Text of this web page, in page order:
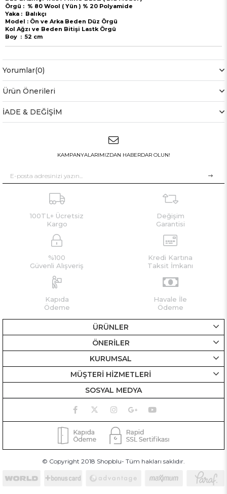
Örgü : % 80 Wool ( Yün ) % 20 Polyamide
Yaka : Balıkçı
Model : Ön ve Arka Beden Düz Örgü
Kol Ağzı ve Beden Bitişi Lastk Örgü
Boy : 52 cm
Yorumlar(0)
Ürün Önerileri
İADE & DEĞİŞİM
KAMPANYALARIMIZDAN HABERDAR OLUN!
100TL+ Ücretsiz
Kargo
Değişim
Garantisi
%100
Güvenli Alışveriş
Kredi Kartına
Taksit İmkanı
Kapıda
Ödeme
Havale İle
Ödeme
ÜRÜNLER
ÖNERİLER
KURUMSAL
MÜŞTERİ HİZMETLERİ
SOSYAL MEDYA
© Copyright 2018 Shopblu- Tüm hakları saklıdır.